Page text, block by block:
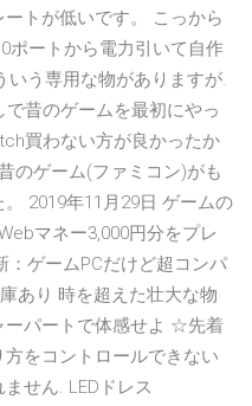
トが低いです。 こっから
ートから電力引いて自作
う専用な物がありますが.
昔のゲームを最初にやっ
買わない方が良かったか
のゲーム(ファミコン)がも
2019年11月29日 ゲームの
マネー3,000円分をプレ
：ゲームPCだけど超コンパ
あり 時を超えた壮大な物
ーパートで体感せよ ☆先着
をコントロールできない
せん. LEDドレス